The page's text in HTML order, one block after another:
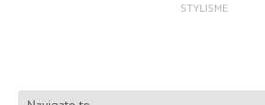
STYLISME